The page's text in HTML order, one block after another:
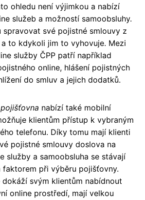
ohledu není výjimkou a nabízí
služeb a možností samoobsluhy.
spravovat své pojistné smlouvy z
to kdykoli jim to vyhovuje. Mezi
služby ČPP patří například
online, hlášení pojistných
do smluv a jejich dodatků.
nabízí také mobilní
klientům přístup k vybraným
telefonu. Díky tomu mají klienti
pojistné smlouvy doslova na
služby a samoobsluha se stávají
faktorem při výběru pojišťovny.
dokáží svým klientům nabídnout
online prostředí, mají velkou